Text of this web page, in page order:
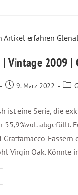
Vintage 2009 |
9. März 2022
ist eine Serie, die
55,9%vol. abgefüllt.
Grattamacco-
Virgin Oak. Könnte